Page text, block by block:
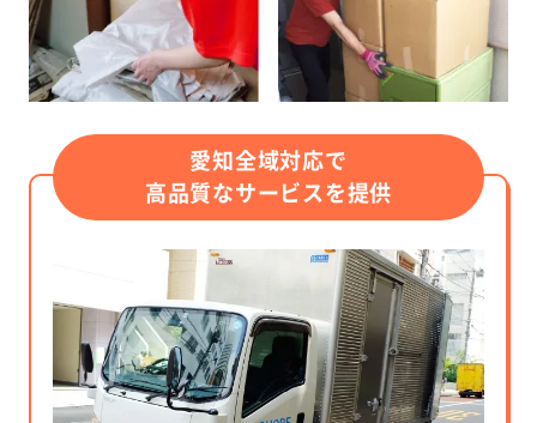
愛知全域対応で
高品質なサービスを提供